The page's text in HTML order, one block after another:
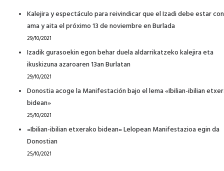
Kalejira y espectáculo para reivindicar que el Izadi debe estar
ama y aita el próximo 13 de noviembre en Burlada
29/10/2021
Izadik gurasoekin egon behar duela aldarrikatzeko kalejira eta
ikuskizuna azaroaren 13an Burlatan
29/10/2021
Donostia acoge la Manifestación bajo el lema «Ibilian-ibilian
bidean»
25/10/2021
«Ibilian-ibilian etxerako bidean» Lelopean Manifestazioa egin da
Donostian
25/10/2021